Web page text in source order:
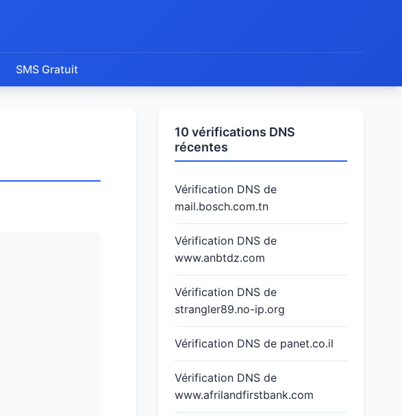
SMS Gratuit
10 vérifications DNS
récentes
Vérification DNS de
mail.bosch.com.tn
Vérification DNS de
www.anbtdz.com
Vérification DNS de
strangler89.no-ip.org
Vérification DNS de panet.co.il
Vérification DNS de
www.afrilandfirstbank.com